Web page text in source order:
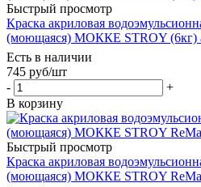
Быстрый просмотр
Краска акриловая
(моющаяся) МОККЕ STROY (6кг)
Есть в наличии
745 руб/шт
-
+
В корзину
Быстрый просмотр
Краска акриловая
(моющаяся) МОККЕ STROY